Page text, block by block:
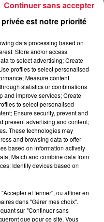
p.), Gomis (Beveren, p.),
p.), Mwanga (Nantes,
Santos (Chelsea, r.p.),
t.d.), Senaya (Auxerre).
- Modifié : 4 septembre
-Journaliste
mais avec un attrait
est diplômé de
(EDJ) de Nice.
dans plusieurs médias,
valises à Top Music en
Le sport (football et tennis
musique, la photo
est notre priorité
data processing based on
Store and/or access
to select advertising; Create
profiles to select personalised
Measure content
statistics or combinations
and improve services; Create
to select personalised
Ensure security, prevent and
present advertising and content;
These technologies may
and browsing data to offer
based on information actively
Match and combine data from
Identify devices based on
et fermer", ou affiner en
dans "Gérer mes choix".
sur "Continuer sans
que pour ce site. Vous
Continuer sans accepter